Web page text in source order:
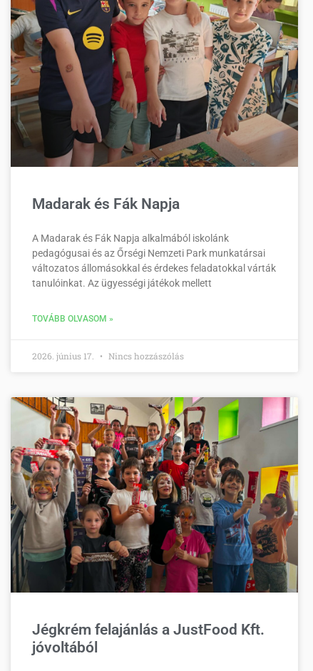
Madarak és Fák Napja
A Madarak és Fák Napja alkalmából iskolánk
pedagógusai és az Őrségi Nemzeti Park munkatársai
változatos állomásokkal és érdekes feladatokkal várták
tanulóinkat. Az ügyességi játékok mellett
TOVÁBB OLVASOM »
2026. június 17. Nincs hozzászólás
Jégkrém felajánlás a JustFood Kft.
jóvoltából